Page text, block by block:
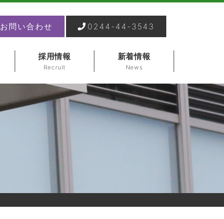
お問い合わせ 0244-44-3543
採用情報
Recruit
新着情報
News